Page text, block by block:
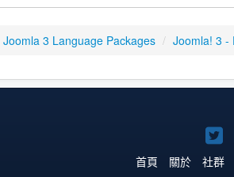
Joomla 3 Language Packages / Joomla! 3 -
上
首頁 關於 社群